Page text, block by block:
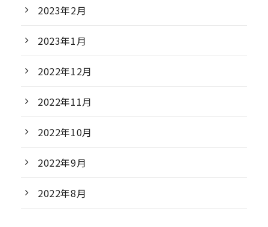
2023年2月
2023年1月
2022年12月
2022年11月
2022年10月
2022年9月
2022年8月